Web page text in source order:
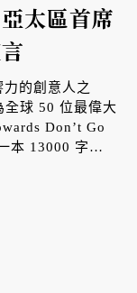
太區首席
的創意人之
球 50 位最偉大
Don’t Go
本 13000 字的